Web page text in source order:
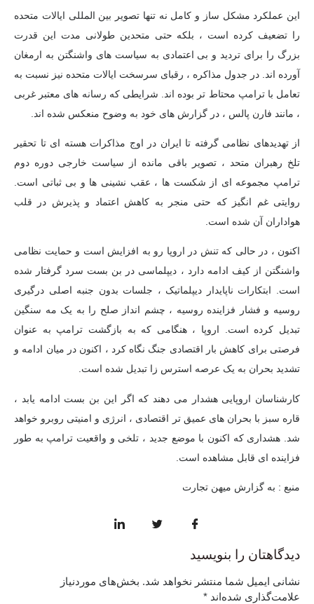
این عملکرد مشکل ساز و کامل نه تنها تصویر بین المللی ایالات متحده
را تضعیف کرده است ، بلکه حتی متحدین طولانی مدت این قدرت
بزرگ را برای تردید و بی اعتمادی به سیاست های واشنگتن به ارمغان
آورده اند. در جدول مذاکره ، رقبای سرسخت ایالات متحده نیز نسبت به
تعامل با ترامپ محتاط تر بوده اند. شرایطی که رسانه های معتبر غربی
، مانند فارن پالس ، در گزارش های خود به وضوح منعکس شده اند.
از تهدیدهای نظامی گرفته تا ایران در اوج مذاکرات هسته ای تا تحقیر
تلخ رهبران متحد ، تصویر باقی مانده از سیاست خارجی دوره دوم
ترامپ مجموعه ای از شکست ها ، عقب نشینی ها و بی ثباتی است.
روایتی غم انگیز که حتی منجر به کاهش اعتماد و پذیرش در قلب
هواداران آن شده است.
اکنون ، در حالی که تنش در اروپا رو به افزایش است و حمایت نظامی
واشنگتن از کیف ادامه دارد ، دیپلماسی در بن بست سرد گرفتار شده
است. ابتکارات ناپایدار دیپلماتیک ، جلسات بدون جنبه اصلی درگیری
روسیه و فشار فزاینده روسیه ، چشم انداز صلح را به یک مه سنگین
تبدیل کرده است. اروپا ، هنگامی که به بازگشت ترامپ به عنوان
فرصتی برای کاهش بار اقتصادی جنگ نگاه کرد ، اکنون در میان ادامه و
تشدید بحران به یک عرصه استرس زا تبدیل شده است.
کارشناسان اروپایی هشدار می دهند که اگر این بن بست ادامه یابد ،
قاره سبز با بحران های عمیق تر اقتصادی ، انرژی و امنیتی روبرو خواهد
شد. هشداری که اکنون با موضع جدید ، تلخی و واقعیت ترامپ به طور
فزاینده ای قابل مشاهده است.
منبع : به گزارش میهن تجارت
دیدگاهتان را بنویسید
نشانی ایمیل شما منتشر نخواهد شد. بخش‌های موردنیاز
علامت‌گذاری شده‌اند *